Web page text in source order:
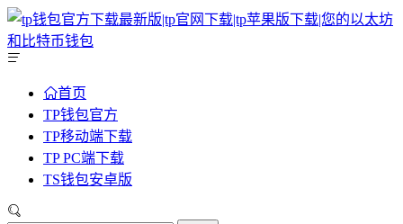
首页
TP钱包官方
TP移动端下载
TP PC端下载
TS钱包安卓版